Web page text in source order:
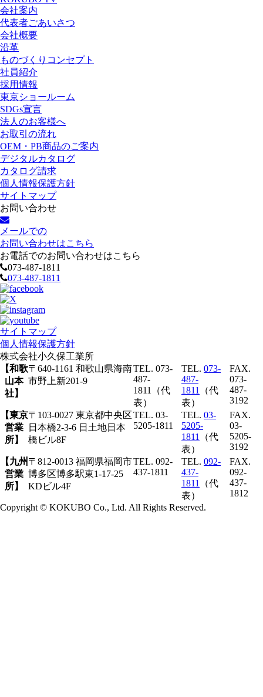
会社案内
代表者ごあいさつ
会社概要
沿革
ものづくりコンセプト
社員紹介
採用情報
東京ショールーム
SDGs宣言
法人のお客様へ
お取引の流れ
OEM・PB商品のご案内
デジタルカタログ
カタログ請求
個人情報保護方針
サイトマップ
お問い合わせ
メールでの
お問い合わせはこちら
お電話でのお問い合わせはこちら
073-487-1811
073-487-1811
サイトマップ
個人情報保護方針
株式会社小久保工業所
【和歌
山本
社】
〒640-1161 和歌山県海南
市野上新201-9
TEL. 073-
487-
1811（代
表）
TEL. 073-
487-
1811
（代
表）
FAX.
073-
487-
3192
【東京
営業
所】
〒103-0027 東京都中央区
日本橋2-3-6 日土地日本
橋ビル8F
TEL. 03-
5205-1811
TEL. 03-
5205-
1811
（代
表）
FAX.
03-
5205-
3192
【九州
営業
所】
〒812-0013 福岡県福岡市
博多区博多駅東1-17-25
KDビル4F
TEL. 092-
437-1811
TEL. 092-
437-
1811
（代
表）
FAX.
092-
437-
1812
Copyright © KOKUBO Co., Ltd. All Rights Reserved.